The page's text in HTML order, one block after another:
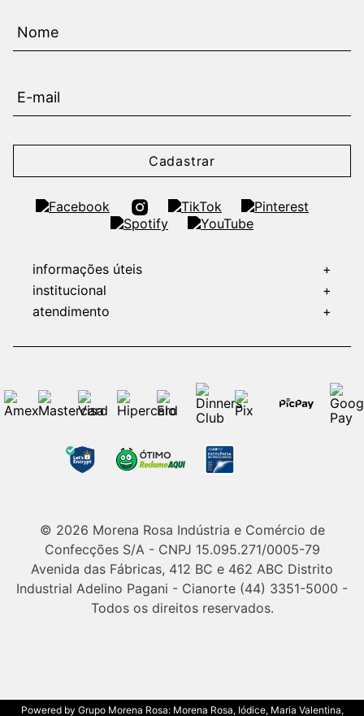
Cadastrar
informações úteis
+
institucional
+
atendimento
+
© 2026 Morena Rosa Indústria e Comércio de
Confecções S/A - CNPJ 15.095.271/0005-79
Avenida das Fábricas, 412 BC e 462 ABC Distrito
Industrial Adelino Pagani - Cianorte (44) 3351-5000 -
Todos os direitos reservados.
Powered by Grupo Morena Rosa: Morena Rosa, Iódice, Maria Valentina,